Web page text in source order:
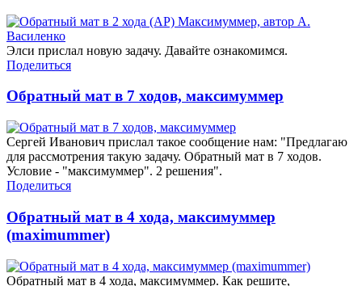
Элси прислал новую задачу. Давайте ознакомимся.
Поделиться
Обратный мат в 7 ходов, максимуммер
Сергей Иванович прислал такое сообщение нам: "Предлагаю
для рассмотрения такую задачу. Обратный мат в 7 ходов.
Условие - "максимуммер". 2 решения".
Поделиться
Обратный мат в 4 хода, максимуммер
(maximummer)
Обратный мат в 4 хода, максимуммер. Как решите,